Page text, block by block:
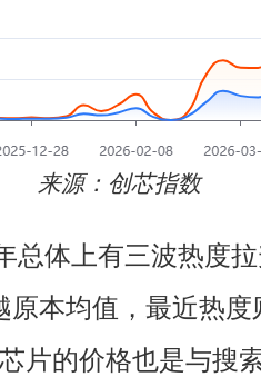
来源：创芯指数
总体上有三波热度
原本均值，最近热
片的价格也是与搜